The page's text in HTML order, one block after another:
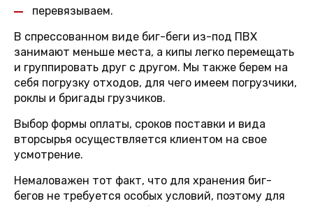
перевязываем.
В спрессованном виде биг-беги из-под ПВХ
занимают меньше места, а кипы легко перемещать
и группировать друг с другом. Мы также берем на
себя погрузку отходов, для чего имеем погрузчики,
роклы и бригады грузчиков.
Выбор формы оплаты, сроков поставки и вида
вторсырья осуществляется клиентом на свое
усмотрение.
Немаловажен тот факт, что для хранения биг-
бегов не требуется особых условий, поэтому для